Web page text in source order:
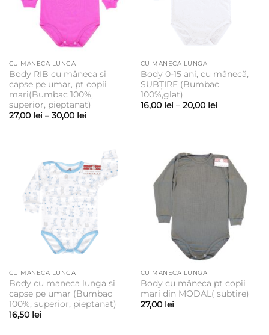
CU MANECA LUNGA
Body RIB cu mâneca si
capse pe umar, pt copii
mari(Bumbac 100%,
superior, pieptanat)
27,00 lei – 30,00 leiInterval
30,00 lei
CU MANECA LUNGA
Body 0-15 ani, cu mânecă,
SUBȚIRE (Bumbac
100%,glat)
16,00 lei – 20,00 leiInterval
20,00 lei
CU MANECA LUNGA
Body cu maneca lunga si
capse pe umar (Bumbac
100%, superior, pieptanat)
16,50 lei
CU MANECA LUNGA
Body cu mâneca pt copii
mari din MODAL( subțire)
27,00 lei